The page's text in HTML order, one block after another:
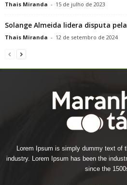
Thais Miranda - 15 de julho de 2023
Solange Almeida lidera disputa
Thais Miranda - 12 de setembro de 2024
Lorem Ipsum is simply dummy text of
industry. Lorem Ipsum has been the
since the